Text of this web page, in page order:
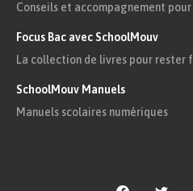
Conseils et accompagnement
Focus Bac avec SchoolMouv
La collection de livres pour rester
SchoolMouv Manuels
Manuels scolaires numériques